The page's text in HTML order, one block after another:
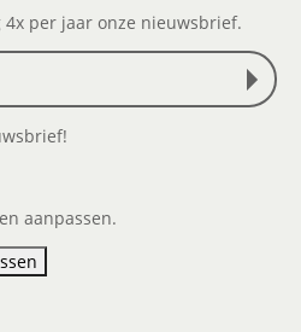
per jaar onze nieuwsbrief.
aanpassen.